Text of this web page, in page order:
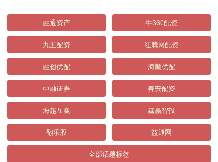
融通资产 牛360配资
九五配资 红腾网配资
融创优配 海顺优配
中融证券 春安配资
海越互赢 鑫赢智投
翻乐股 益通网
全部话题标签